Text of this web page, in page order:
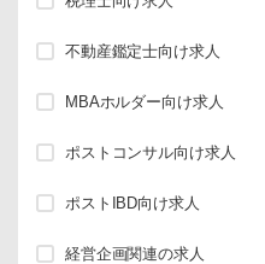
不動産鑑定士向け求人
MBAホルダー向け求人
ポストコンサル向け求人
ポストIBD向け求人
経営企画関連の求人